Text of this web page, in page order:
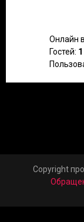
Онлайн
Гостей: 1
Copyright